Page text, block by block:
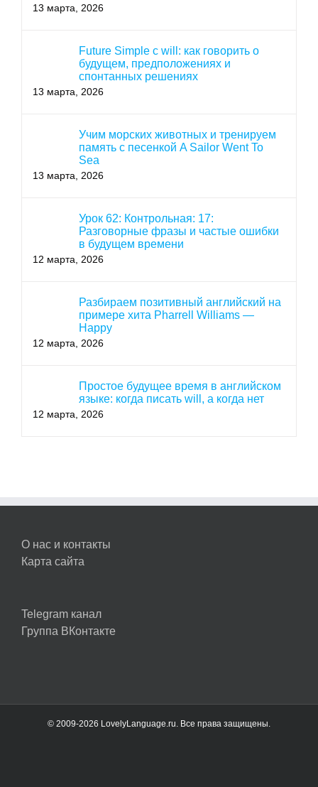
13 марта, 2026
Future Simple с will: как говорить о
будущем, предположениях и
спонтанных решениях
13 марта, 2026
Учим морских животных и тренируем
память с песенкой A Sailor Went To
Sea
13 марта, 2026
Урок 62: Контрольная: 17:
Разговорные фразы и частые ошибки
в будущем времени
12 марта, 2026
Разбираем позитивный английский на
примере хита Pharrell Williams —
Happy
12 марта, 2026
Простое будущее время в английском
языке: когда писать will, а когда нет
12 марта, 2026
О нас и контакты
Карта сайта
Telegram канал
Группа ВКонтакте
© 2009-2026 LovelyLanguage.ru. Все права защищены.